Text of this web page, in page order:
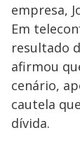
empresa,
Em
resultado
afirmou
cenário,
cautela
dívida.